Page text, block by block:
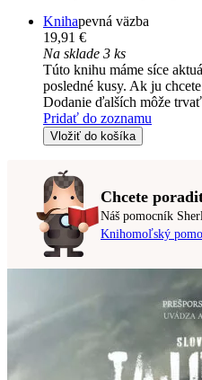
Knihapevná väzba
19,91 €
Na sklade 3 ks
Túto knihu máme síce
posledné kusy. Ak ju
Dodanie ďalších môže
Pridať do zoznamu
Vložiť do košíka
Chcete
Náš pomocník
Knihomoľský